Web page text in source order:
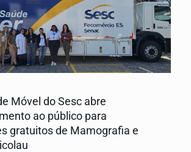
Móvel do Sesc abre
ao público para
gratuitos de Mamografia e